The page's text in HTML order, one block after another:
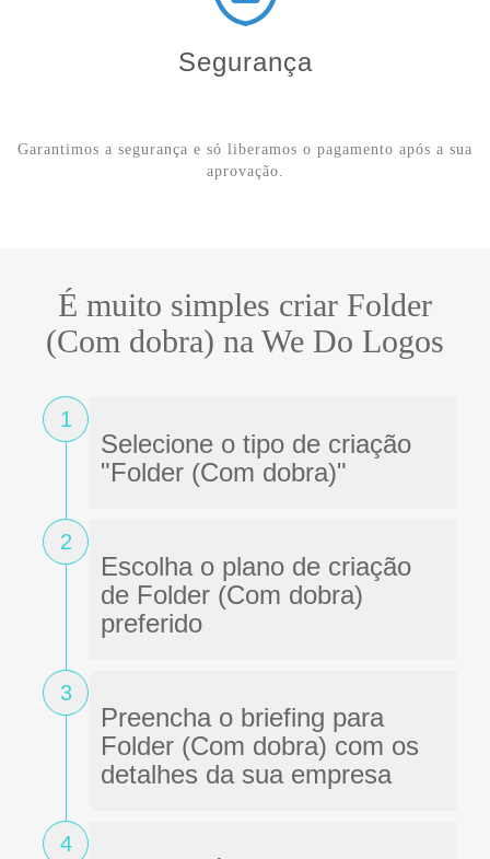
Segurança
Garantimos a segurança e só liberamos o pagamento após a sua
aprovação.
É muito simples criar Folder
(Com dobra) na We Do Logos
1
Selecione o tipo de criação
"Folder (Com dobra)"
2
Escolha o plano de criação
de Folder (Com dobra)
preferido
3
Preencha o briefing para
Folder (Com dobra) com os
detalhes da sua empresa
4